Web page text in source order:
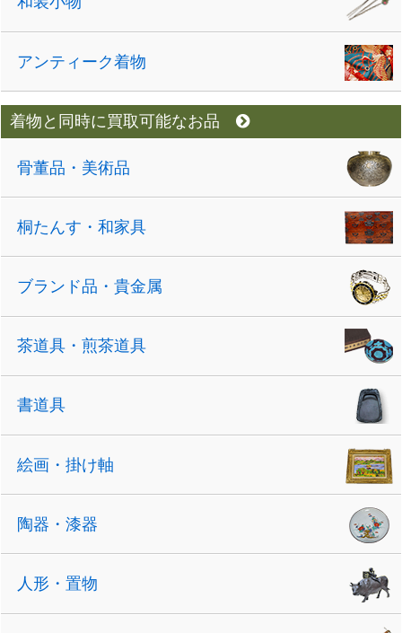
アンティーク着物
着物と同時に買取可能なお品
骨董品・美術品
桐たんす・和家具
ブランド品・貴金属
茶道具・煎茶道具
書道具
絵画・掛け軸
陶器・漆器
人形・置物